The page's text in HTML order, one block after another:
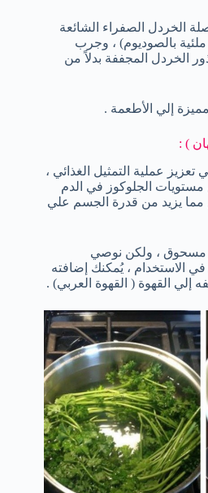
الخردل الصفراء الشائعة
ملئية بالصوديوم) ، وجرب
الخردل المجففة بدلاً من
إلي الأطعمة .
تعزيز عملية التمثيل الغذائي ،
الجلوكوز في الدم
يزيد من قدرة الجسم علي
مسحوق ، ولكن نوصي
الاستخدام ، يُمكنك إضافته
إلي القهوة ( القهوة العربي) .